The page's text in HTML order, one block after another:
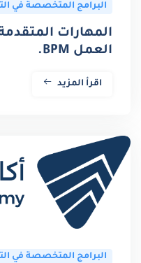
البرامج المتخصصة في
المهارات
العمل BPM.
اقرأ المزيد
البرامج المتخصصة في